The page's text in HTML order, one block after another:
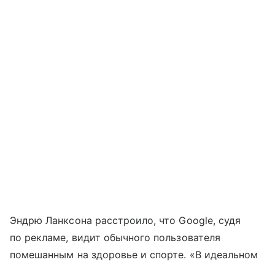
Эндрю Ланксона расстроило, что Google, судя
по рекламе, видит обычного пользователя
помешанным на здоровье и спорте. «В идеальном